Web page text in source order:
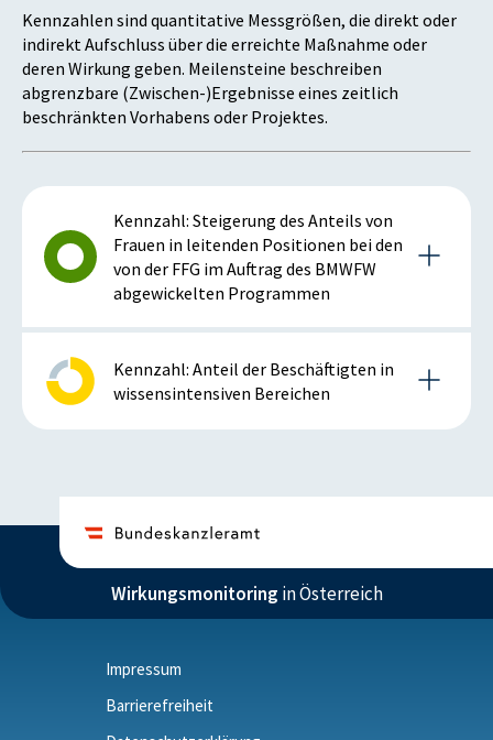
Kennzahlen sind quantitative Messgrößen, die direkt oder
indirekt Aufschluss über die erreichte Maßnahme oder
deren Wirkung geben. Meilensteine beschreiben
abgrenzbare (Zwischen-)Ergebnisse eines zeitlich
beschränkten Vorhabens oder Projektes.
Kennzahl: Steigerung des Anteils von
Frauen in leitenden Positionen bei den
von der FFG im Auftrag des BMWFW
abgewickelten Programmen
Details zur Kennzahl
2015
Anmerkung: positiv bei steigender Kennzahl
ISTWERT
13
ZIELZUSTAND
12,9
Kennzahl: Anteil der Beschäftigten in
wissensintensiven Bereichen
2015
Anmerkung: positiv bei steigender Kennzahl
ISTWERT
14,7
Wirkungsmonitoring in Österreich
Impressum
Barrierefreiheit